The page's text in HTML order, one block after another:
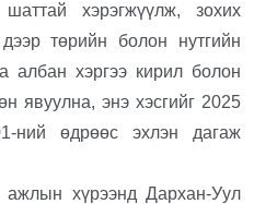
хэрэгжүүлж, зохих
төрийн болон нутгийн
албан хэргээ кирил болон
явуулна, энэ хэсгийг 2025
ний өдрөөс эхлэн дагаж
хүрээнд Дархан-Уул